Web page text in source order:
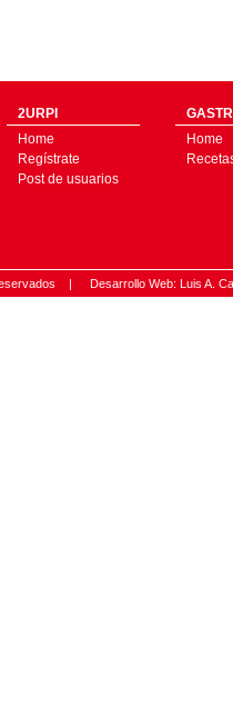
2URPI
Home
Regístrate
Post de usuarios
Home
| Desarrollo Web: Luis